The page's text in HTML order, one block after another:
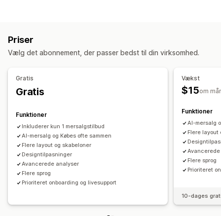
Engrospakker
Ofte købt sammen Relaterede produkter
Priser, du kan angive
Antalsbegrænsning
Faste rabatter
Procentrabatter
Køb én, og få én gratis
Abonnementer Massepriser
Engrospriser
Dynamiske priser
Tilpassede priser
Tilpasset CSS
Multivaluta Flere sprog Tilpassede regler
Antalsbegrænsning
Niveauinddelte rabatter
Abonnementsopgradering
Analyser
Klikrater Konverteringsrater
Priser
Vælg det abonnement, der passer bedst til din virksomhed.
Gratis
Gratis
Funktioner
Inkluderer kun 1 mersalgstilbud
AI-mersalg og Købes ofte sammen
Flere layout og skabeloner
Designtilpasninger
Avancerede analyser
Flere sprog
Prioriteret onboarding og livesupport
Vækst
$15om
Funktioner
AI-mersalg
Flere layout
Flere sprog
Prioriteret
10-dages